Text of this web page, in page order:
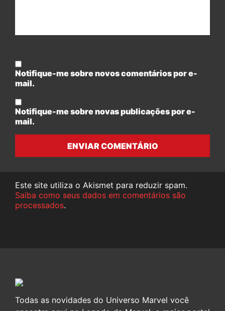
Notifique-me sobre novos comentários por e-
mail.
Notifique-me sobre novas publicações por e-
mail.
ENVIAR COMENTÁRIO
Este site utiliza o Akismet para reduzir spam.
Saiba como seus dados em comentários são
processados.
Todas as novidades do Universo Marvel você